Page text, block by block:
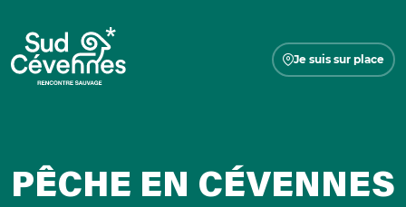
Je suis sur place
PÊCHE EN CÉVENNES